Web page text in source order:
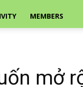
MEMBERS
mở